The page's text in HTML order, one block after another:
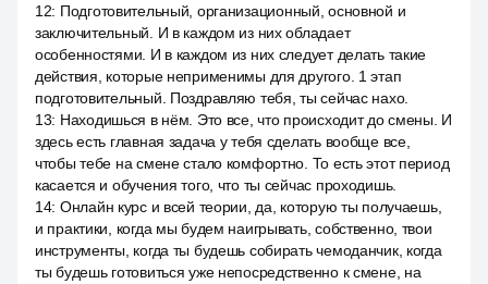
12: Подготовительный, организационный, основной и
заключительный. И в каждом из них обладает
особенностями. И в каждом из них следует делать такие
действия, которые неприменимы для другого. 1 этап
подготовительный. Поздравляю тебя, ты сейчас нахо.
13: Находишься в нём. Это все, что происходит до смены. И
здесь есть главная задача у тебя сделать вообще все,
чтобы тебе на смене стало комфортно. То есть этот период
касается и обучения того, что ты сейчас проходишь.
14: Онлайн курс и всей теории, да, которую ты получаешь,
и практики, когда мы будем наигрывать, собственно, твои
инструменты, когда ты будешь собирать чемоданчик, когда
ты будешь готовиться уже непосредственно к смене, на